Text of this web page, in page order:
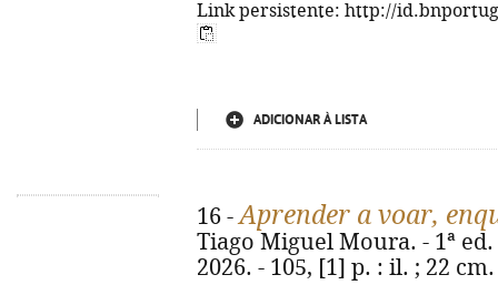
Link persistente: http://
ADICIONAR À LISTA
16 -Aprender a voar,
Tiago Miguel Moura. - 1ª
2026. - 105, [1] p. : il. ; 22